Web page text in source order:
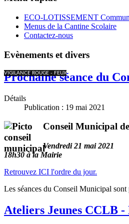
ECO-LOTISSEMENT
Menus de la Cantine Scolaire
Contactez-nous
Evènements et divers
VIGILANCE ROUGE - FEUX
Prochaine séance du
Détails
Publication : 19 mai 2021
Conseil Municipal
Vendredi 21 mai 2021
18h30 à la Mairie
Retrouvez ICI l'ordre du jour.
Les séances du Conseil Municipal sont
Ateliers Jeunes CCLB -